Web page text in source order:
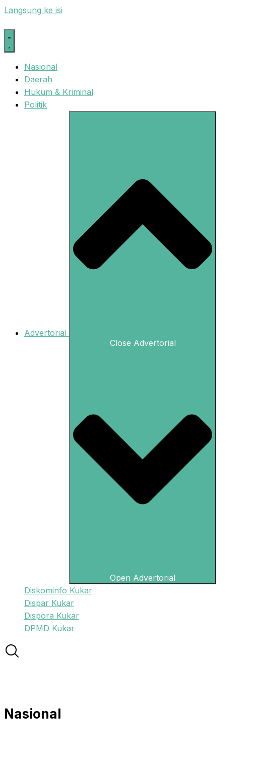
Langsung ke isi
Nasional
Daerah
Hukum & Kriminal
Politik
Advertorial
Close Advertorial
Open Advertorial
Diskominfo Kukar
Dispar Kukar
Dispora Kukar
DPMD Kukar
Nasional